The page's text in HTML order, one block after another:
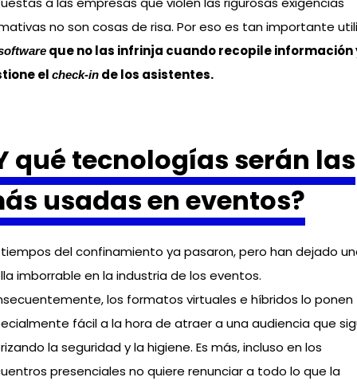
no son cosas de risa. Por eso es tan importante
que no las infrinja cuando recopile información
el check-in de los asistentes.
qué tecnologías serán las
usadas en eventos?
tiempos del confinamiento ya pasaron, pero han dejado
imborrable en la industria de los eventos.
los formatos virtuales e híbridos lo ponen
fácil a la hora de atraer a una audiencia que
la seguridad y la higiene. Es más, incluso en los
presenciales no quiere renunciar a todo lo que la